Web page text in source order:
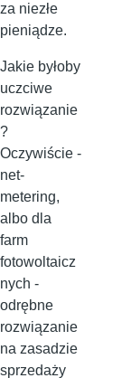
za niezłe
pieniądze.
Jakie byłoby
uczciwe
rozwiązanie
?
Oczywiście -
net-
metering,
albo dla
farm
fotowoltaicz
nych -
odrębne
rozwiązanie
na zasadzie
sprzedaży